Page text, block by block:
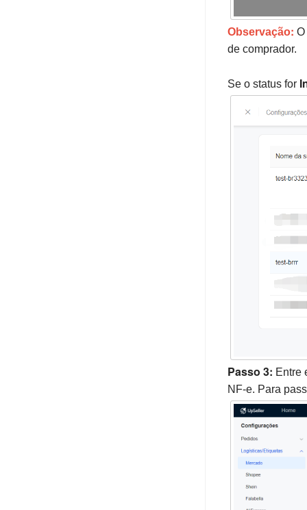
Observação:
de comprador.
Se o status for
Passo 3: Entre
NF-e. Para